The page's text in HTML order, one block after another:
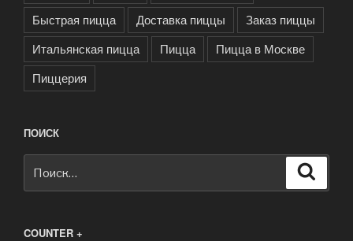
Быстрая пицца
Доставка пиццы
Заказ пиццы
Итальянская пицца
Пицца
Пицца в Москве
Пиццерия
ПОИСК
COUNTER +